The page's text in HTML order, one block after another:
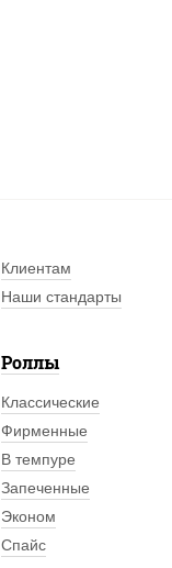
Клиентам
Наши стандарты
Роллы
Классические
Фирменные
В темпуре
Запеченные
Эконом
Спайс